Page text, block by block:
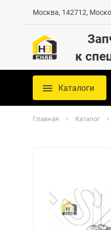
Москва, 142712,
к
Каталоги
Главная Каталог